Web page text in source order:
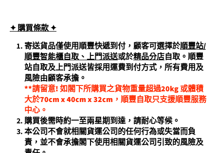
✦ 購買條款 ✦
寄送貨品僅使用順豐快遞到付，顧客可選擇於順豐站/
順豐智能櫃自取、上門派送或於精品分店自取。順豐
站自取及上門派送皆採用運費到付方式，所有費用及
風險由顧客承擔。
**請留意! 如閣下所購買之貨物重量超過20kg 或體積
大於70cm x 40cm x 32cm，順豐自取只支援順豐服務
中心。
購買後需時約一至兩星期到達，請耐心等候。
本公司不會就相關貨運公司的任何行為或失當而負
責，並不會承擔閣下使用相關貨運公司引致的風險及